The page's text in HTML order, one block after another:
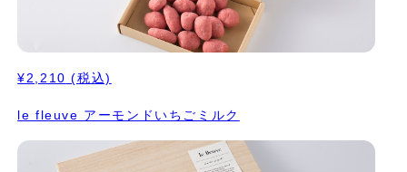
のではないかと思っています。 こちらは、紙箱入りのパッケー
ジ、 中に、お味の説明書も同封しておりますので、 ギフトにもご
¥2,210 (税込)
le fleuve アーモンドいちごミルク